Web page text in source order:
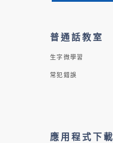
普通話教室
生字微學習
常犯錯誤
應用程式下載